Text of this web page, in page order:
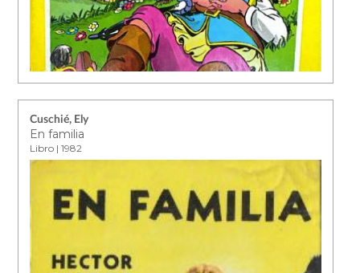
Cuschié, Ely
En familia
Libro | 1982